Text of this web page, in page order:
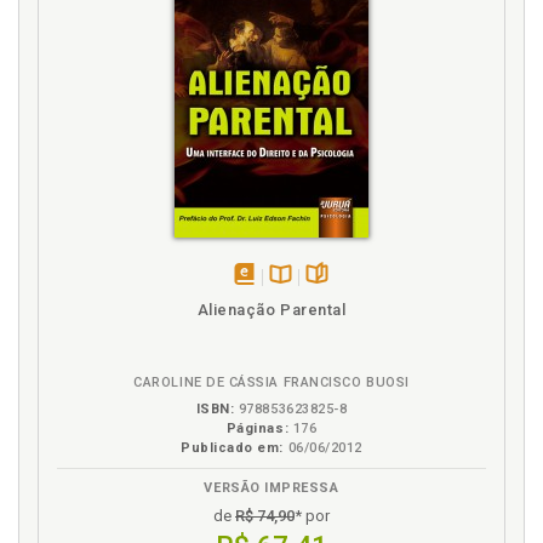
Autoria de assassinato em massa direcionado à
escola: há evidências de envolvimento prévio em
bullying?, p. 161
Avaliação de transtornos de personalidade e
padrões comportamentais de alienadoras parentais,
Brasil. Violência e ato infracional na adolescência:
dados transculturais de Brasil e Portugal, p. 81
Bullying. Autoria de assassinato em massa
direcionado à escola: há evi-dências de
Cárcere. Violência entre parceiros íntimos:
situação de cárcere, p. 139
Carlos Aznar-Blefari. Pedofilia e abuso sexual: do
disponível
em
Disponível
páginas
Alienação Parental
CAROLINE DE CÁSSIA FRANCISCO BUOSI
ISBN: 978853623825-8
Páginas: 176
Publicado em: 06/06/2012
VERSÃO IMPRESSA
de R$ 74,90* por